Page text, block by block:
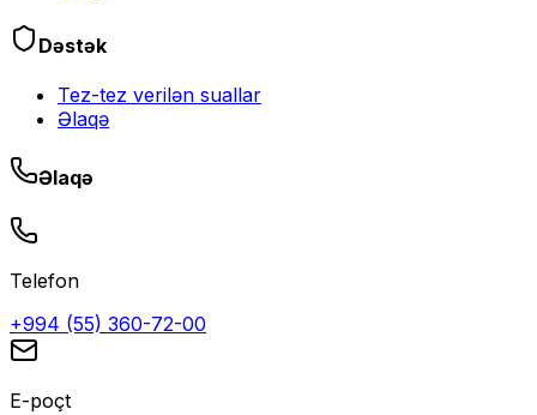
Dəstək
Tez-tez verilən suallar
Əlaqə
Əlaqə
Telefon
+994 (55) 360-72-00
E-poçt